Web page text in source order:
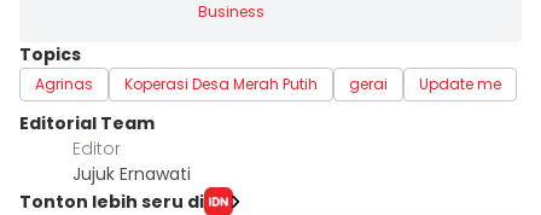
Business
Topics
Agrinas Koperasi Desa Merah Putih gerai Update me
Editorial Team
Editor
Jujuk Ernawati
Tonton lebih seru di